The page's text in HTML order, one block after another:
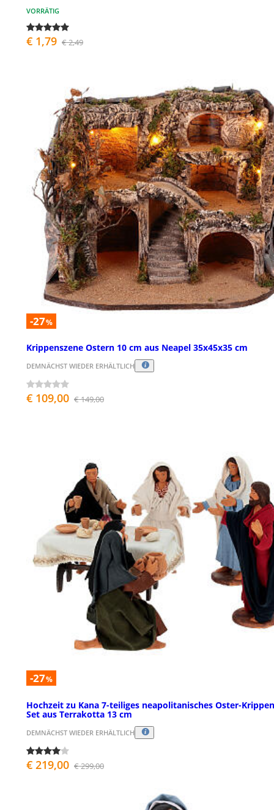
VORRÄTIG
€ 1,79 € 2,49
-27%
Krippenszene Ostern 10 cm aus Neapel 35x45x35 cm
DEMNÄCHST WIEDER ERHÄLTLICH
€ 109,00 € 149,00
-27%
Hochzeit zu Kana 7-teiliges neapolitanisches Oster-
Set aus Terrakotta 13 cm
DEMNÄCHST WIEDER ERHÄLTLICH
€ 219,00 € 299,00